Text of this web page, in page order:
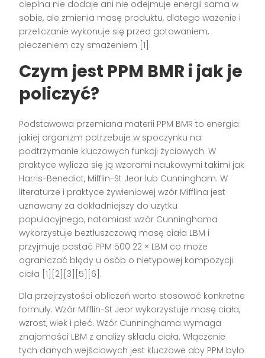
cieplna nie dodaje ani nie odejmuje energii sama w
sobie, ale zmienia masę produktu, dlatego ważenie i
przeliczanie wykonuje się przed gotowaniem,
pieczeniem czy smażeniem [1].
Czym jest PPM BMR i jak je
policzyć?
Podstawowa przemiana materii PPM BMR to energia
jakiej organizm potrzebuje w spoczynku na
podtrzymanie kluczowych funkcji życiowych. W
praktyce wylicza się ją wzorami naukowymi takimi jak
Harris-Benedict, Mifflin-St Jeor lub Cunningham. W
literaturze i praktyce żywieniowej wzór Mifflina jest
uznawany za dokładniejszy do użytku
populacyjnego, natomiast wzór Cunninghama
wykorzystuje beztłuszczową masę ciała LBM i
przyjmuje postać PPM 500 22 × LBM co może
ograniczać błędy u osób o nietypowej kompozycji
ciała [1][2][3][5][6].
Dla przejrzystości obliczeń warto stosować konkretne
formuły. Wzór Mifflin-St Jeor wykorzystuje masę ciała,
wzrost, wiek i płeć. Wzór Cunninghama wymaga
znajomości LBM z analizy składu ciała. Włączenie
tych danych wejściowych jest kluczowe aby PPM było